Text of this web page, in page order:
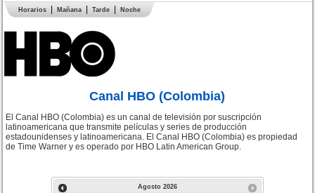
Horarios Mañana Tarde Noche
Canal HBO (Colombia)
El Canal HBO (Colombia) es un canal de televisión por suscripción
latinoamericana que transmite películas y series de producción
estadounidenses y latinoamericana. El Canal HBO (Colombia) es propiedad
de Time Warner y es operado por HBO Latin American Group.
Agosto 2026